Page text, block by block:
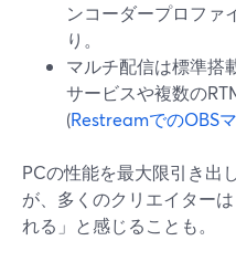
ンコーダープロファ
り。
マルチ配信は標準搭
サービスや複数の
(RestreamでのOBS
PCの性能を最大限引き出
が、多くのクリエイター
れる」と感じることも。